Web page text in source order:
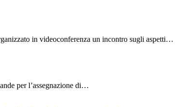
in videoconferenza un incontro sugli aspetti…
per l’assegnazione di…